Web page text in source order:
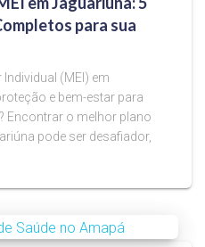
para sua
(MEI) em
e bem-estar para
Encontrar o melhor plano
pode ser desafiador,